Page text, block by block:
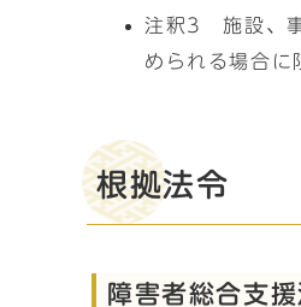
注釈3 施設、事
められる場合に
根拠法令
障害者総合支援